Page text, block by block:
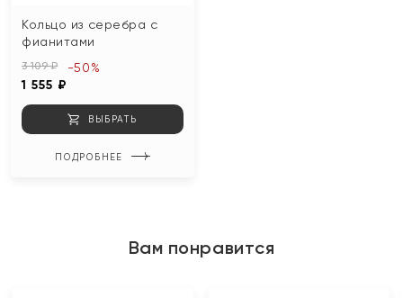
Кольцо из серебра с
фианитами
3 109 ₽
1 555 ₽
-50%
ВЫБРАТЬ
ПОДРОБНЕЕ
Вам понравится